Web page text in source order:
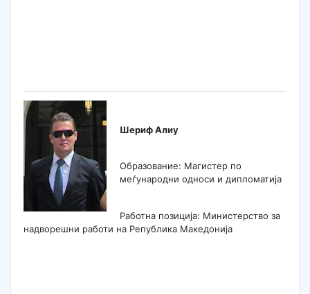
Шериф Алиу
Образование: Магистер по
меѓународни односи и дипломатија
Работна позиција: Mинистерство за
надворешни работи на Република Македонија